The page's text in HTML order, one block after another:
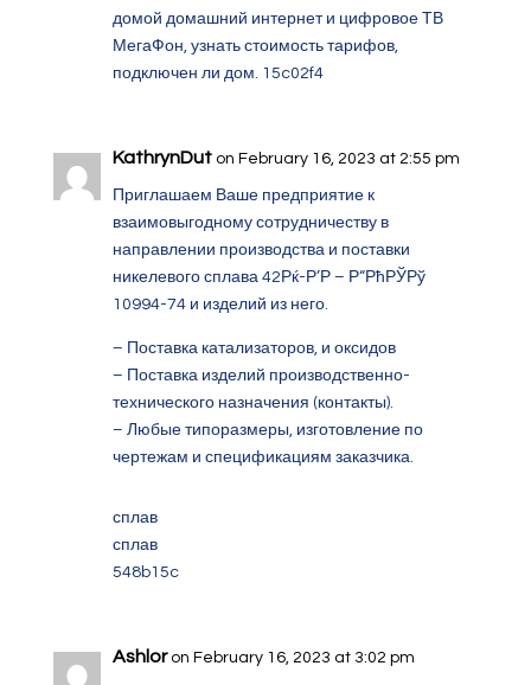
домой домашний интернет и цифровое ТВ
МегаФон, узнать стоимость тарифов,
подключен ли дом. 15c02f4
KathrynDut on February 16, 2023 at 2:55 pm
Приглашаем Ваше предприятие к
взаимовыгодному сотрудничеству в
направлении производства и поставки
никелевого сплава 42Рќ-Р’Р – Р“РћРЎРў
10994-74 и изделий из него.
– Поставка катализаторов, и оксидов
– Поставка изделий производственно-
технического назначения (контакты).
– Любые типоразмеры, изготовление по
чертежам и спецификациям заказчика.
сплав
сплав
548b15c
Ashlor on February 16, 2023 at 3:02 pm